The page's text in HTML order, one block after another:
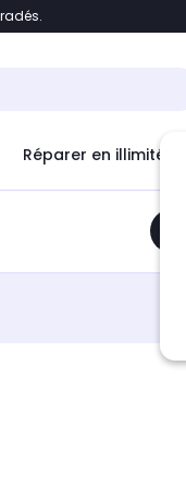
Accéder
Réparer en illimité